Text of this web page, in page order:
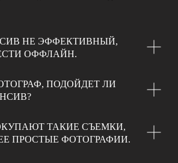
НЕ ЭФФЕКТИВНЫЙ,
ОФФЛАЙН.
ПОДОЙДЕТ ЛИ
ТАКИЕ СЪЕМКИ,
ПРОСТЫЕ ФОТОГРАФИИ.